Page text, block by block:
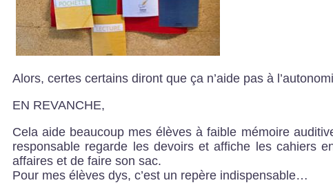
Alors, certes certains diront que ça n’aide pas à
EN REVANCHE,
Cela aide beaucoup mes élèves à faible mémoire
responsable regarde les devoirs et affiche les cahiers
affaires et de faire son sac.
Pour mes élèves dys, c’est un repère indispensable…